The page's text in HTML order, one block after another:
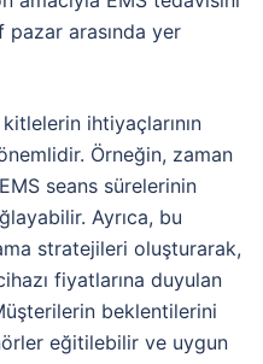
arasında yer
ihtiyaçlarının
Örneğin, zaman
seans sürelerinin
Ayrıca, bu
stratejileri oluşturarak,
fiyatlarına duyulan
beklentilerini
eğitilebilir ve uygun